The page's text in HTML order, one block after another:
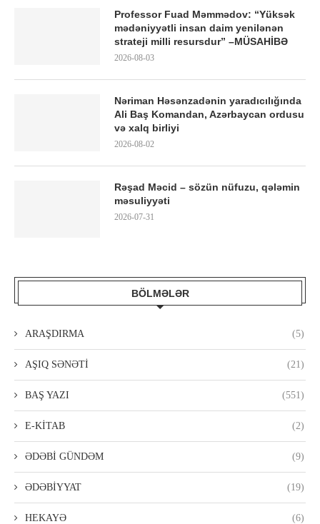
Professor Fuad Məmmədov: “Yüksək
mədəniyyətli insan daim yenilənən
strateji milli resursdur” –MÜSAHİBƏ
2026-08-03
Nəriman Həsənzadənin yaradıcılığında
Ali Baş Komandan, Azərbaycan ordusu
və xalq birliyi
2026-08-02
Rəşad Məcid – sözün nüfuzu, qələmin
məsuliyyəti
2026-07-31
BÖLMƏLƏR
ARAŞDIRMA (5)
AŞIQ SƏNƏTİ (21)
BAŞ YAZI (551)
E-KİTAB (2)
ƏDƏBİ GÜNDƏM (9)
ƏDƏBİYYAT (19)
HEKAYƏ (6)